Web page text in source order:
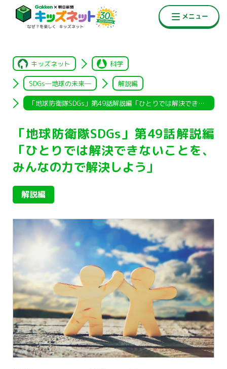
キッズネット 科学
SDGs―地球の未来― 解説編
「地球防衛隊SDGs」第49話解説編「ひとりでは解決できないこ
「地球防衛隊SDGs」第49話解説編
「ひとりでは解決できないことを、
みんなの力で解決しよう」
解説編